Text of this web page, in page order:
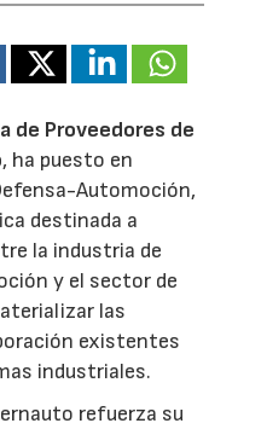
de Proveedores de
, ha puesto en
Automoción,
destinada a
la industria de
y el sector de
las
existentes
industriales.
refuerza su